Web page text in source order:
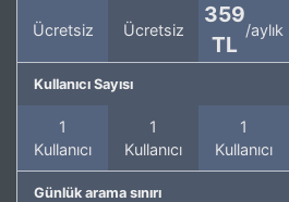
Ücretsiz Ücretsiz
359
TL
/aylık
Kullanıcı Sayısı
1
Kullanıcı
1
Kullanıcı
1
Kullanıcı
Günlük arama sınırı